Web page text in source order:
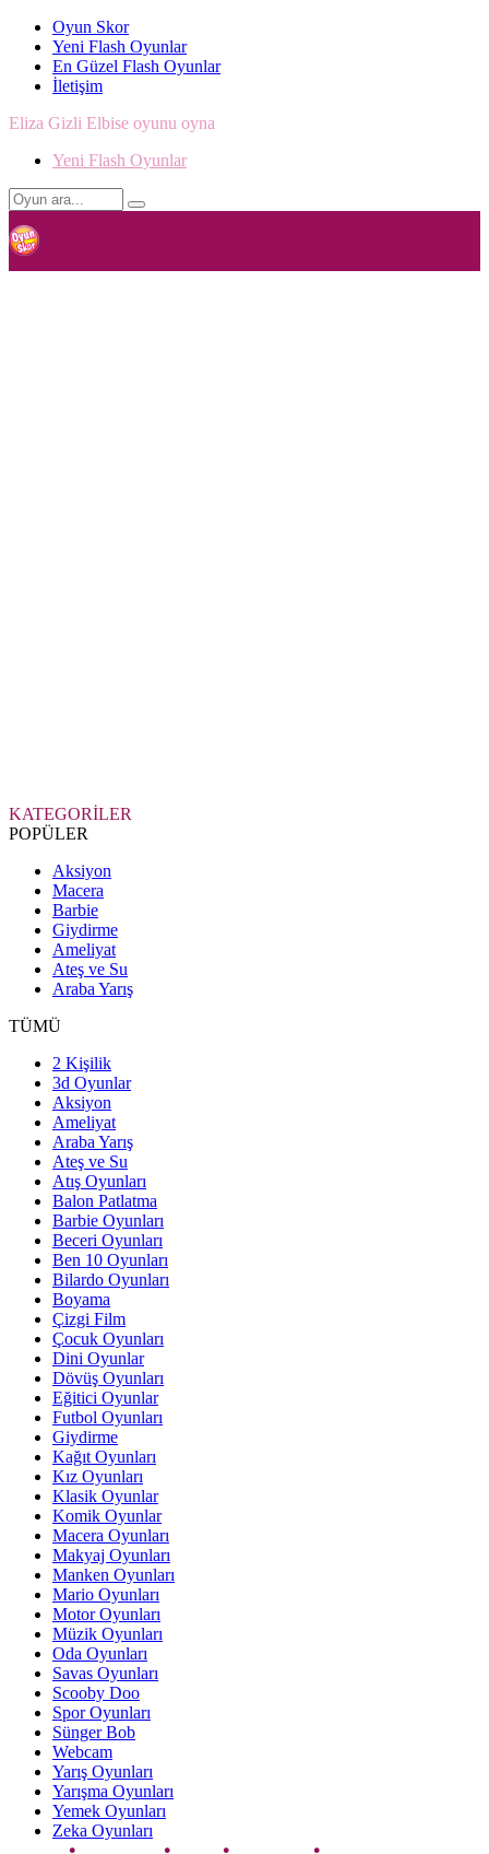
Oyun Skor
Yeni Flash Oyunlar
En Güzel Flash Oyunlar
İletişim
Eliza Gizli Elbise oyunu oyna
Yeni Flash Oyunlar
KATEGORİLER
POPÜLER
Aksiyon
Macera
Barbie
Giydirme
Ameliyat
Ateş ve Su
Araba Yarış
TÜMÜ
2 Kişilik
3d Oyunlar
Aksiyon
Ameliyat
Araba Yarış
Ateş ve Su
Atış Oyunları
Balon Patlatma
Barbie Oyunları
Beceri Oyunları
Ben 10 Oyunları
Bilardo Oyunları
Boyama
Çizgi Film
Çocuk Oyunları
Dini Oyunlar
Dövüş Oyunları
Eğitici Oyunlar
Futbol Oyunları
Giydirme
Kağıt Oyunları
Kız Oyunları
Klasik Oyunlar
Komik Oyunlar
Macera Oyunları
Makyaj Oyunları
Manken Oyunları
Mario Oyunları
Motor Oyunları
Müzik Oyunları
Oda Oyunları
Savas Oyunları
Scooby Doo
Spor Oyunları
Sünger Bob
Webcam
Yarış Oyunları
Yarışma Oyunları
Yemek Oyunları
Zeka Oyunları